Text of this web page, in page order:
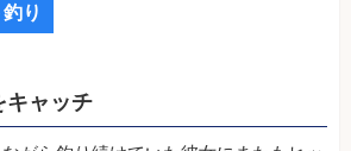
り
キャッチ